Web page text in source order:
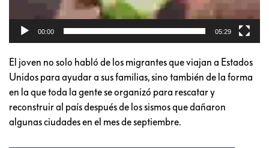
00:00 05:29
El joven no solo habló de los migrantes que viajan a Estados
Unidos para ayudar a sus familias, sino también de la forma
en la que toda la gente se organizó para rescatar y
reconstruir al país después de los sismos que dañaron
algunas ciudades en el mes de septiembre.